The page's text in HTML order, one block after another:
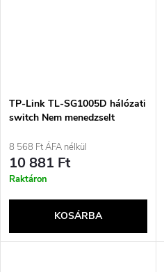
TP-Link TL-SG1005D hálózati
switch Nem menedzselt
Fekete
8 568 Ft ÁFA nélkül
10 881 Ft
Raktáron
KOSÁRBA